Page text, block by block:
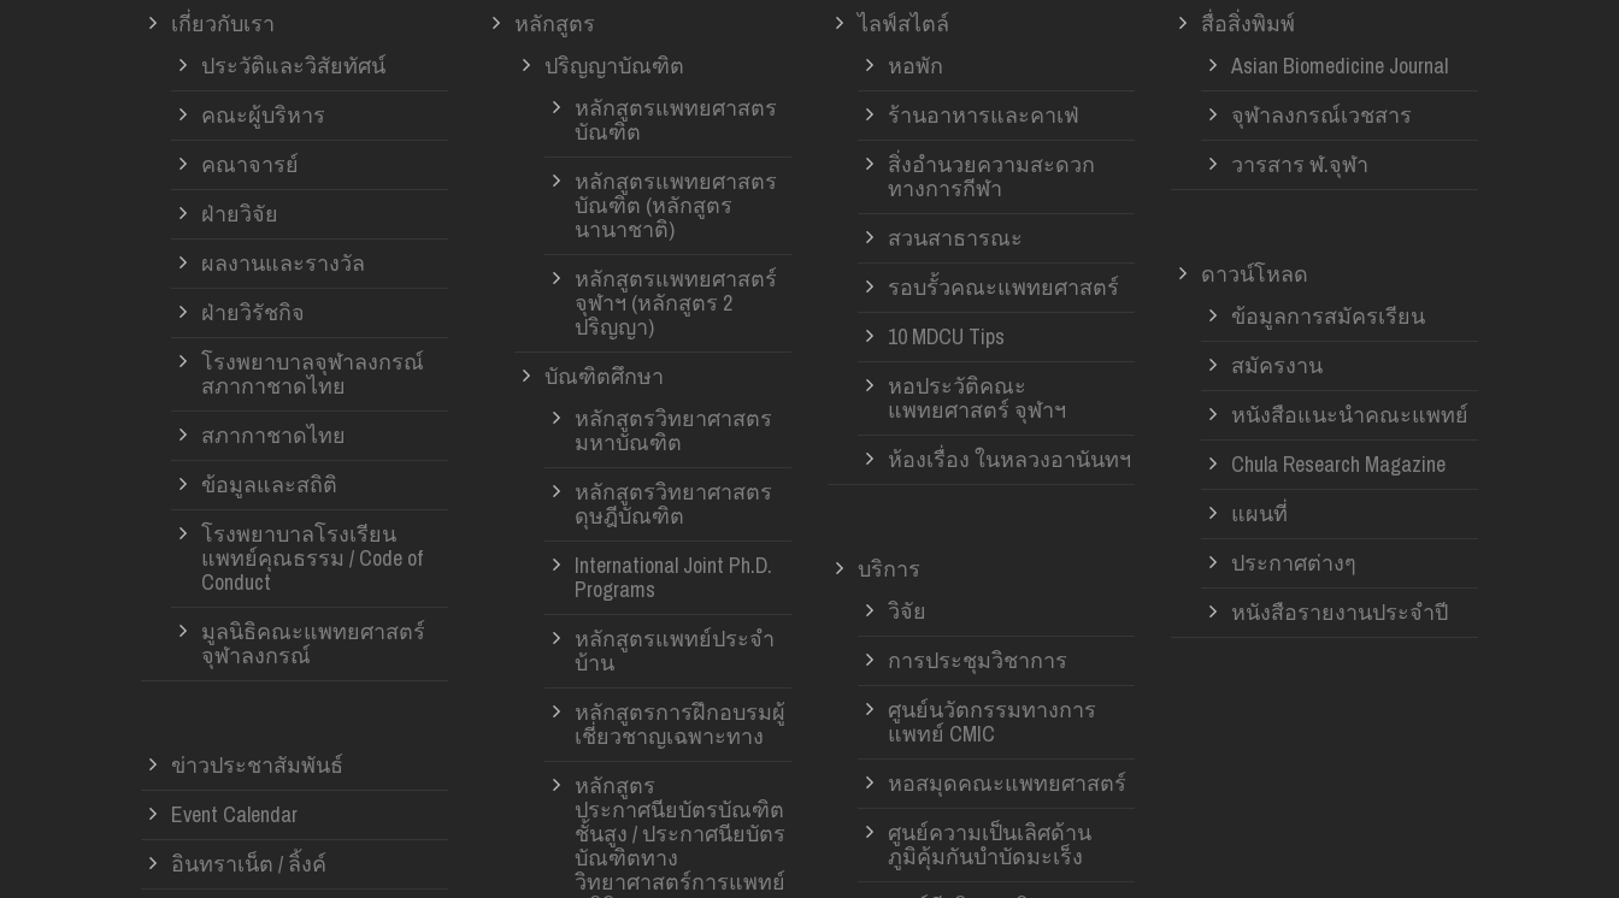
เกี่ยวกับเรา
ประวัติและวิสัยทัศน์
คณะผู้บริหาร
คณาจารย์
ฝ่ายวิจัย
ผลงานและรางวัล
ฝ่ายวิรัชกิจ
โรงพยาบาลจุฬาลงกรณ์
สภากาชาดไทย
สภากาชาดไทย
ข้อมูลและสถิติ
โรงพยาบาลโรงเรียน
แพทย์คุณธรรม / Code of
Conduct
มูลนิธิคณะแพทยศาสตร์
จุฬาลงกรณ์
ข่าวประชาสัมพันธ์
Event Calendar
อินทราเน็ต / ลิ้งค์
หลักสูตร
ปริญญาบัณฑิต
หลักสูตรแพทยศาสตร
บัณฑิต
หลักสูตรแพทยศาสตร
บัณฑิต (หลักสูตร
นานาชาติ)
หลักสูตรแพทยศาสตร์
จุฬาฯ (หลักสูตร 2
ปริญญา)
บัณฑิตศึกษา
หลักสูตรวิทยาศาสตร
มหาบัณฑิต
หลักสูตรวิทยาศาสตร
ดุษฎีบัณฑิต
International Joint Ph.D.
Programs
หลักสูตรแพทย์ประจำ
บ้าน
หลักสูตรการฝึกอบรมผู้
เชี่ยวชาญเฉพาะทาง
หลักสูตร
ประกาศนียบัตรบัณฑิต
ชั้นสูง / ประกาศนียบัตร
บัณฑิตทาง
วิทยาศาสตร์การแพทย์
ไลฟ์สไตล์
หอพัก
ร้านอาหารและคาเฟ่
สิ่งอำนวยความสะดวก
ทางการกีฬา
สวนสาธารณะ
รอบรั้วคณะแพทยศาสตร์
10 MDCU Tips
หอประวัติคณะ
แพทยศาสตร์ จุฬาฯ
ห้องเรื่อง ในหลวงอานันทฯ
บริการ
วิจัย
การประชุมวิชาการ
ศูนย์นวัตกรรมทางการ
แพทย์ CMIC
หอสมุดคณะแพทยศาสตร์
ศูนย์ความเป็นเลิศด้าน
ภูมิคุ้มกันบำบัดมะเร็ง
สื่อสิ่งพิมพ์
Asian Biomedicine Journal
จุฬาลงกรณ์เวชสาร
วารสาร ฬ.จุฬา
ดาวน์โหลด
ข้อมูลการสมัครเรียน
สมัครงาน
หนังสือแนะนำคณะแพทย์
Chula Research Magazine
แผนที่
ประกาศต่างๆ
หนังสือรายงานประจำปี